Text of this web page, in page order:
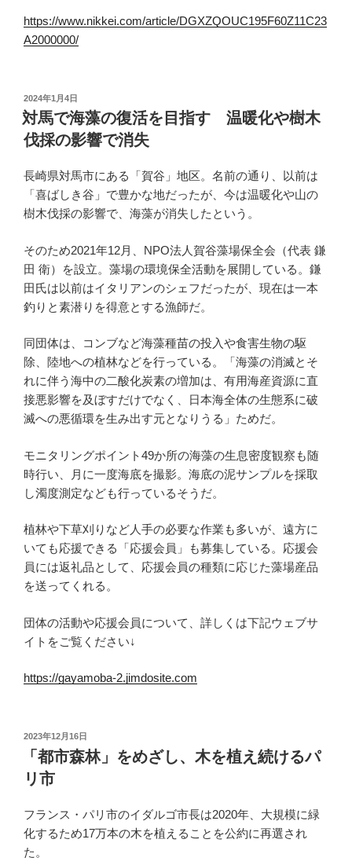
https://www.nikkei.com/article/DGXZQOUC195F60Z11C23
A2000000/
投
稿
日:
2024年1月4日
対馬で海藻の復活を目指す 温暖化や樹木
伐採の影響で消失
長崎県対馬市にある「賀谷」地区。名前の通り、以前は
「喜ばしき谷」で豊かな地だったが、今は温暖化や山の
樹木伐採の影響で、海藻が消失したという。
そのため2021年12月、NPO法人賀谷藻場保全会（代表 鎌
田 衛）を設立。藻場の環境保全活動を展開している。鎌
田氏は以前はイタリアンのシェフだったが、現在は一本
釣りと素潜りを得意とする漁師だ。
同団体は、コンブなど海藻種苗の投入や食害生物の駆
除、陸地への植林などを行っている。「海藻の消滅とそ
れに伴う海中の二酸化炭素の増加は、有用海産資源に直
接悪影響を及ぼすだけでなく、日本海全体の生態系に破
滅への悪循環を生み出す元となりうる」ためだ。
モニタリングポイント49か所の海藻の生息密度観察も随
時行い、月に一度海底を撮影。海底の泥サンプルを採取
し濁度測定なども行っているそうだ。
植林や下草刈りなど人手の必要な作業も多いが、遠方に
いても応援できる「応援会員」も募集している。応援会
員には返礼品として、応援会員の種類に応じた藻場産品
を送ってくれる。
団体の活動や応援会員について、詳しくは下記ウェブサ
イトをご覧ください↓
https://gayamoba-2.jimdosite.com
投
2023年12月16日
「都市森林」をめざし、木を植え続けるパ
リ市
フランス・パリ市のイダルゴ市長は2020年、大規模に緑
化するため17万本の木を植えることを公約に再選され
た。